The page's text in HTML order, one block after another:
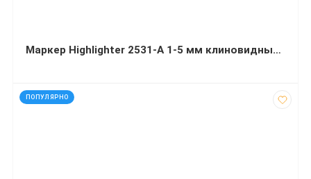
Маркер Highlighter 2531-A 1-5 мм клиновидный зеленый
ПОПУЛЯРНО
код: 70276